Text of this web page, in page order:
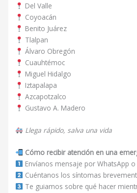
Del Valle
Coyoacán
Benito Juárez
Tlalpan
Álvaro Obregón
Cuauhtémoc
Miguel Hidalgo
Iztapalapa
Azcapotzalco
Gustavo A. Madero
Llega rápido, salva una vida
Cómo recibir atención en una
Envíanos mensaje por WhatsApp
Cuéntanos los síntomas
Te guiamos sobre qué hacer